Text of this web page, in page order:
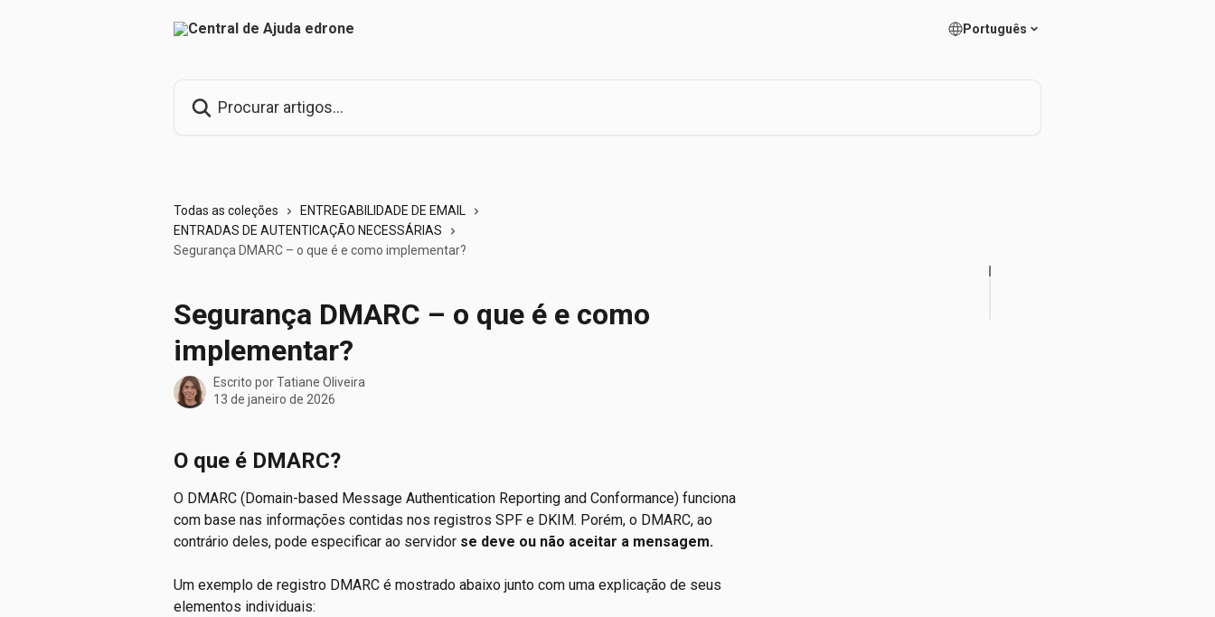
Português
Todas as coleções
ENTREGABILIDADE DE EMAIL
ENTRADAS DE AUTENTICAÇÃO NECESSÁRIAS
Segurança DMARC – o que é e como implementar?
Segurança DMARC – o que é e como
implementar?
Escrito porTatiane Oliveira
13 de janeiro de 2026
O que é DMARC?
O DMARC (Domain-based Message Authentication Reporting and Conformance) funciona
com base nas informações contidas nos registros SPF e DKIM. Porém, o DMARC, ao
contrário deles, pode especificar ao servidor se deve ou não aceitar a mensagem.
Um exemplo de registro DMARC é mostrado abaixo junto com uma explicação de seus
elementos individuais: